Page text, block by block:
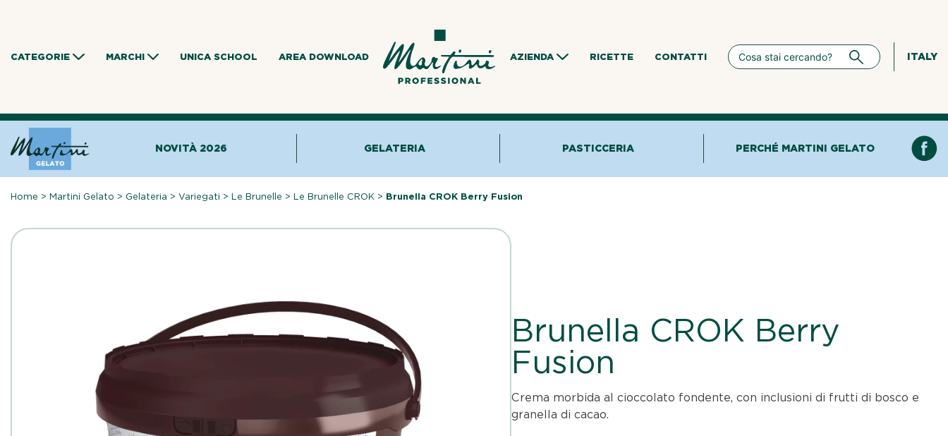
CATEGORIE MARCHI UNICA SCHOOL AREA DOWNLOAD AZIENDA RICETTE CONTATTI ITALY
NOVITÀ 2026 GELATERIA PASTICCERIA PERCHÉ MARTINI GELATO
Home >Martini Gelato > Gelateria >Variegati >Le Brunelle >Le Brunelle CROK > Brunella CROK Berry Fusion
Brunella CROK Berry
Fusion
Crema morbida al cioccolato fondente, con inclusioni di frutti di bosco e
granella di cacao.